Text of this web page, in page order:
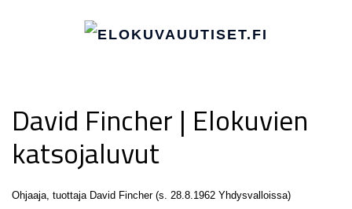
David Fincher | Elokuvien
katsojaluvut
Ohjaaja, tuottaja David Fincher (s. 28.8.1962 Yhdysvalloissa)